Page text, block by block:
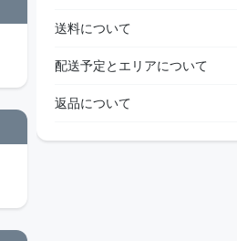
送料について
配送予定とエリアについて
返品について